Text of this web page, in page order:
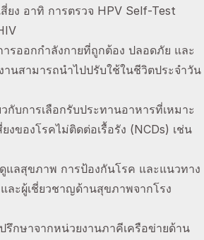
ยง อาทิ การตรวจ HPV Self-Test
รออกกำลังกายที่ถูกต้อง ปลอดภัย และ
านสามารถนำไปปรับใช้ในชีวิตประจำวัน
บการเลือกรับประทานอาหารที่เหมาะ
ของโรคไม่ติดต่อเรื้อรัง (NCDs) เช่น
แลสุขภาพ การป้องกันโรค และแนวทาง
ละผู้เชี่ยวชาญด้านสุขภาพจากโรง
กษาจากหน่วยงานภาคีเครือข่ายด้าน